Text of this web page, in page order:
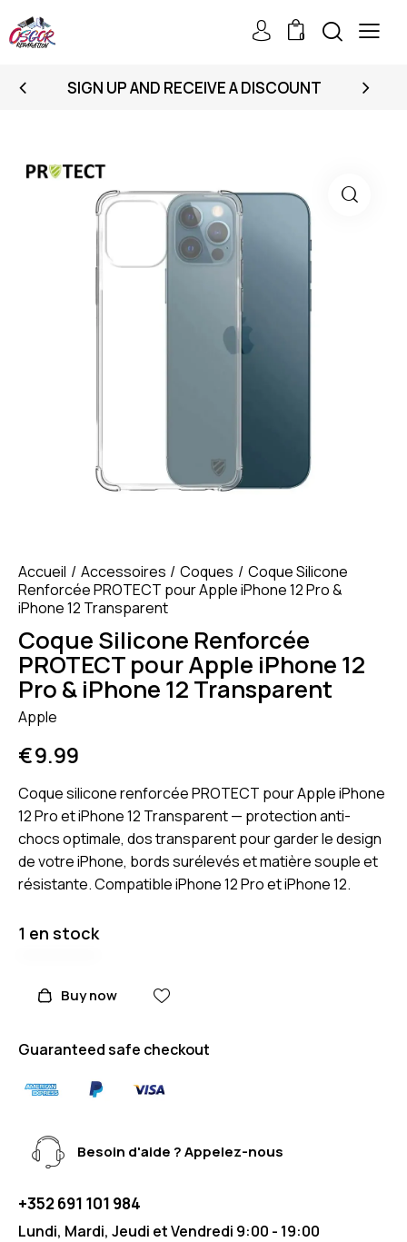
0
SIGN UP AND RECEIVE A DISCOUNT
Accueil Accessoires Coques
Coque Silicone
Renforcée PROTECT pour Apple iPhone 12 Pro &
iPhone 12 Transparent
Coque Silicone Renforcée
PROTECT pour Apple iPhone 12
Pro & iPhone 12 Transparent
Apple
€9.99
Coque silicone renforcée PROTECT pour Apple iPhone
12 Pro et iPhone 12 Transparent — protection anti-
chocs optimale, dos transparent pour garder le design
de votre iPhone, bords surélevés et matière souple et
résistante. Compatible iPhone 12 Pro et iPhone 12.
1 en stock
Buy now
Guaranteed safe checkout
Besoin d'aide ? Appelez-nous
+352 691 101 984
Lundi, Mardi, Jeudi et Vendredi 9:00 - 19:00